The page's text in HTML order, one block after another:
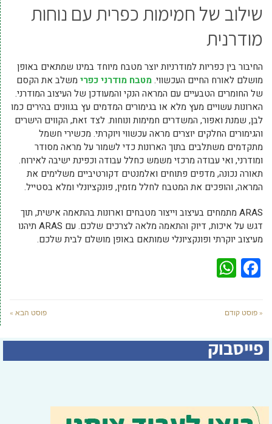
שילוב של חמימות כפרית עם נוחות
מודרנית
החיבור בין כפריות למודרניות יוצר מטבח מיוחד במינו שמתאים באופן
מושלם לאורח החיים העכשווי.מטבח מודרני כפרי משלב את הקסם
של החומרים הטבעיים עם המראה הנקי והמעודכן של העיצוב המודרני.
הארונות עשויים מעץ מלא או בגימורים המדמים עץ בגוונים בהירים כמו
לבן, שמנת ואפור, המשדרים חמימות ונוחות. לצד זאת, הקווים הישרים
והגימורים החלקים יוצרים מראה עכשווי ויוקרתי. מכשירי חשמל
מתקדמים משתלבים בתוך הארונות כדי לשמור על מראה מסודר
ומודרני, ואי עבודה מרכזי משמש כחלל עבודה וכפינת ישיבה לאירוח.
תאורה נכונה, מדפים פתוחים ואלמנטים דקורטיביים משלימים את
המראה, והופכים את המטבח לחלל מזמין, פונקציונלי ומלא בסטייל.
ARAS מתמחים בעיצוב וייצור מטבחים וארונות בהתאמה אישית, תוך
דגש על איכות, דיוק והתאמה מלאה לצרכים שלכם. עם ARAS תיהנו
מעיצוב יוקרתי ופונקציונלי שמותאם באופן מושלם לבית שלכם.
Facebook
« פוסט קודם פוסט הבא »